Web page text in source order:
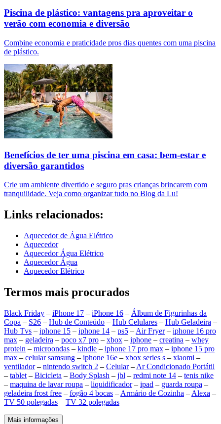
Piscina de plástico: vantagens pra aproveitar o
verão com economia e diversão
Combine economia e praticidade pros dias quentes com uma piscina
de plástico.
Benefícios de ter uma piscina em casa: bem-estar e
diversão garantidos
Crie um ambiente divertido e seguro pras crianças brincarem com
tranquilidade. Veja como organizar tudo no Blog da Lu!
Links relacionados:
Aquecedor de Água Elétrico
Aquecedor
Aquecedor Água Elétrico
Aquecedor Água
Aquecedor Elétrico
Termos mais procurados
Black Friday – iPhone 17 – iPhone 16 – Álbum de Figurinhas da
Copa – S26 – Hub de Conteúdo – Hub Celulares – Hub Geladeira –
Hub Tvs – iphone 15 – iphone 14 – ps5 – Air Fryer– iphone 16 pro
max – geladeira – poco x7 pro – xbox – iphone – creatina – whey
protein – microondas – kindle – iphone 17 pro max – iphone 15 pro
max – celular samsung – iphone 16e – xbox series s – xiaomi –
ventilador– nintendo switch 2 – Celular– Ar Condicionado Portátil
– tablet – Bicicleta – Body Splash – jbl – redmi note 14 – tenis nike
– maquina de lavar roupa – liquidificador– ipad – guarda roupa –
geladeira frost free – fogão 4 bocas – Armário de Cozinha – Alexa –
TV 50 polegadas – TV 32 polegadas
Mais informações